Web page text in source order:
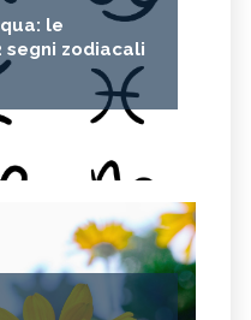
le
zodiacali